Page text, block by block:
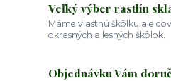
Veľký výber rastlín
Máme vlastnú škôlku ale
okrasných a lesných škôlok.
Objednávku Vám